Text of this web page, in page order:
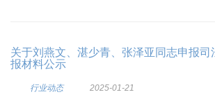
关于刘燕文、湛少青、张泽亚同志申报司
报材料公示
行业动态 2025-01-21